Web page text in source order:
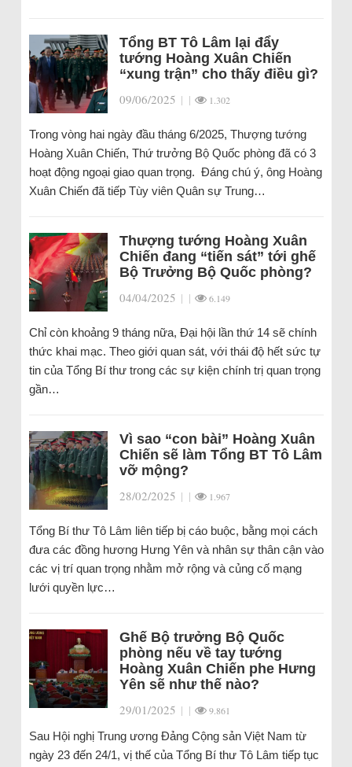
Tổng BT Tô Lâm lại đẩy
tướng Hoàng Xuân Chiến
“xung trận” cho thấy điều gì?
09/06/2025 | | 1.302
Trong vòng hai ngày đầu tháng 6/2025, Thượng tướng
Hoàng Xuân Chiến, Thứ trưởng Bộ Quốc phòng đã có 3
hoạt động ngoại giao quan trọng. Đáng chú ý, ông Hoàng
Xuân Chiến đã tiếp Tùy viên Quân sự Trung…
Thượng tướng Hoàng Xuân
Chiến đang “tiến sát” tới ghế
Bộ Trưởng Bộ Quốc phòng?
04/04/2025 | | 6.149
Chỉ còn khoảng 9 tháng nữa, Đại hội lần thứ 14 sẽ chính
thức khai mạc. Theo giới quan sát, với thái độ hết sức tự
tin của Tổng Bí thư trong các sự kiện chính trị quan trọng
gần…
Vì sao “con bài” Hoàng Xuân
Chiến sẽ làm Tổng BT Tô Lâm
vỡ mộng?
28/02/2025 | | 1.967
Tổng Bí thư Tô Lâm liên tiếp bị cáo buộc, bằng mọi cách
đưa các đồng hương Hưng Yên và nhân sự thân cận vào
các vị trí quan trọng nhằm mở rộng và củng cố mạng
lưới quyền lực…
Ghế Bộ trưởng Bộ Quốc
phòng nếu về tay tướng
Hoàng Xuân Chiến phe Hưng
Yên sẽ như thế nào?
29/01/2025 | | 9.861
Sau Hội nghị Trung ương Đảng Cộng sản Việt Nam từ
ngày 23 đến 24/1, vị thế của Tổng Bí thư Tô Lâm tiếp tục